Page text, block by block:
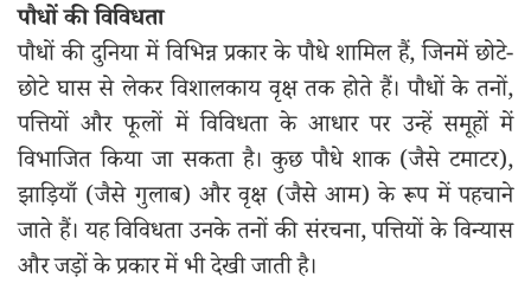
पौधों की विविधता
पौधों की दुनिया में विभिन्न प्रकार के पौधे शामिल हैं, जिनमें छोटे-
छोटे घास से लेकर विशालकाय वृक्ष तक होते हैं। पौधों के तनों,
पत्तियों और फूलों में विविधता के आधार पर उन्हें समूहों में
विभाजित किया जा सकता है। कुछ पौधे शाक (जैसे टमाटर),
झाड़ियाँ (जैसे गुलाब) और वृक्ष (जैसे आम) के रूप में पहचाने
जाते हैं। यह विविधता उनके तनों की संरचना, पत्तियों के विन्यास
और जड़ों के प्रकार में भी देखी जाती है।